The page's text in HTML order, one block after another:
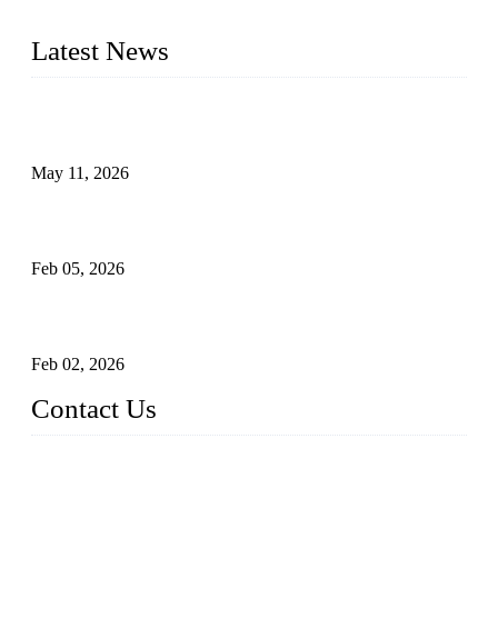
Latest News
May 11, 2026
Feb 05, 2026
Feb 02, 2026
Contact Us